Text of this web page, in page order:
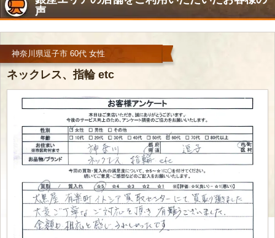
声
神奈川県逗子市 60代 女性
ネックレス、指輪 etc